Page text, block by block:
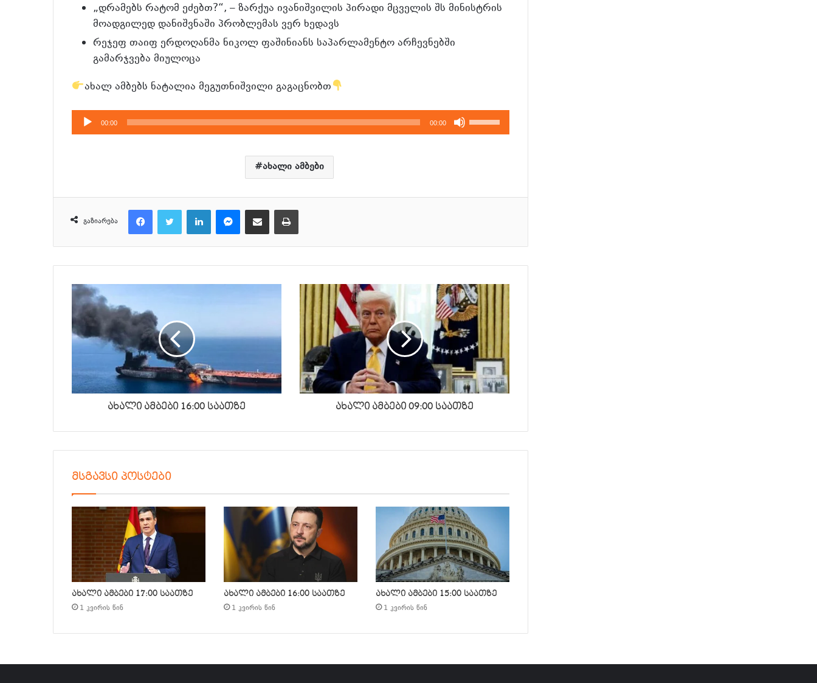
„დრამებს რატომ ეძებთ?“, – ზარქუა ივანიშვილის პირადი მცველის შს მინისტრის
მოადგილედ დანიშვნაში პრობლემას ვერ ხედავს
რეჯეფ თაიფ ერდოღანმა ნიკოლ ფაშინიანს საპარლამენტო არჩევნებში
გამარჯვება მიულოცა
ახალ ამბებს ნატალია მეგუთნიშვილი გაგაცნობთ
აუდიო
დამკვრელი
00:00 00:00
გამოიყენეთ
კლავჲშები
დონის
მოსაკლებად.
ახალი ამბები
გაზიარება
ახალი ამბები 16:00 საათზე ახალი ამბები 09:00 საათზე
მსგავსი პოსტები
ახალი ამბები 17:00 საათზე
1 კვირის წინ
ახალი ამბები 16:00 საათზე
1 კვირის წინ
ახალი ამბები 15:00 საათზე
1 კვირის წინ